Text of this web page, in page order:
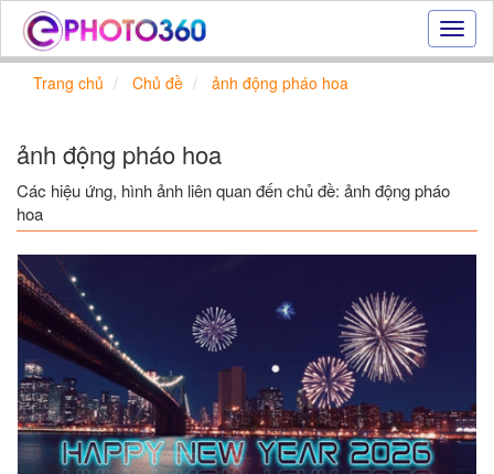
Hiệu
ứng
tuyến,
tạo
Trang chủ Chủ đề ảnh động pháo hoa
ảnh động pháo hoa
Các hiệu ứng, hình ảnh liên quan đến chủ đề: ảnh động pháo
hoa